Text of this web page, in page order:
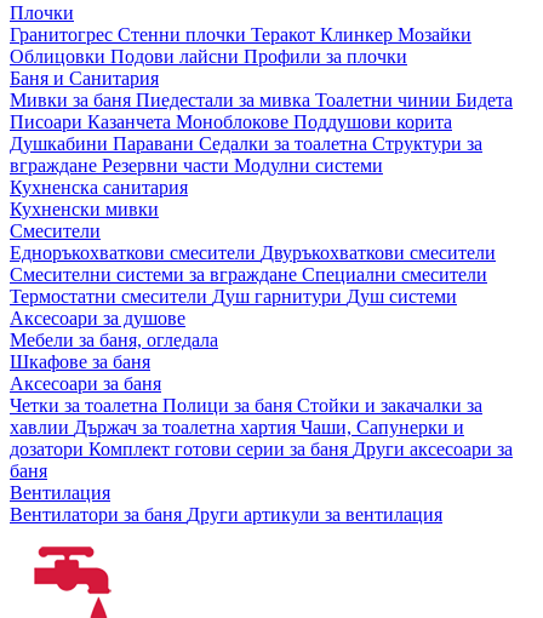
Плочки
Гранитогрес Стенни плочки Теракот Клинкер Мозайки
Облицовки Подови лайсни Профили за плочки
Баня и Санитария
Мивки за баня Пиедестали за мивка Тоалетни чинии Бидета
Писоари Казанчета Моноблокове Поддушови корита
Душкабини Паравани Седалки за тоалетна Структури за
вграждане Резервни части Модулни системи
Кухненска санитария
Кухненски мивки
Смесители
Едноръкохваткови смесители Двуръкохваткови смесители
Смесителни системи за вграждане Специални смесители
Термостатни смесители Душ гарнитури Душ системи
Аксесоари за душове
Мебели за баня, огледала
Шкафове за баня
Аксесоари за баня
Четки за тоалетна Полици за баня Стойки и закачалки за
хавлии Държач за тоалетна хартия Чаши, Сапунерки и
дозатори Комплект готови серии за баня Други аксесоари за
баня
Вентилация
Вентилатори за баня Други артикули за вентилация